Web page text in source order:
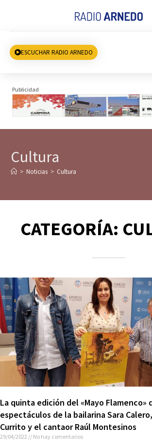
ESCUCHAR RADIO ARNEDO
Publicidad
Cultura
> Noticias > Cultura
CATEGORÍA:
La quinta edición del «Mayo Flamenco»
espectáculos de la bailarina Sara
Currito y el cantaor Raúl Montesinos
29/04/2022 No hay comentarios